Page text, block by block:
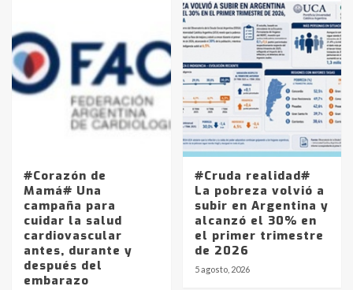
#Corazón de
Mamá# Una
campaña para
cuidar la salud
cardiovascular
antes, durante y
después del
embarazo
#Cruda realidad#
La pobreza volvió a
subir en Argentina y
alcanzó el 30% en
el primer trimestre
de 2026
5 agosto, 2026